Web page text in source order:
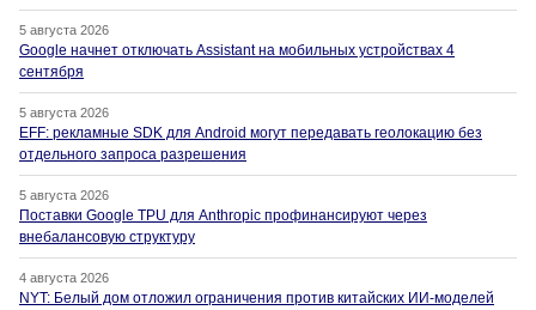
5 августа 2026
Google начнет отключать Assistant на мобильных устройствах 4
сентября
5 августа 2026
EFF: рекламные SDK для Android могут передавать геолокацию без
отдельного запроса разрешения
5 августа 2026
Поставки Google TPU для Anthropic профинансируют через
внебалансовую структуру
4 августа 2026
NYT: Белый дом отложил ограничения против китайских ИИ-моделей